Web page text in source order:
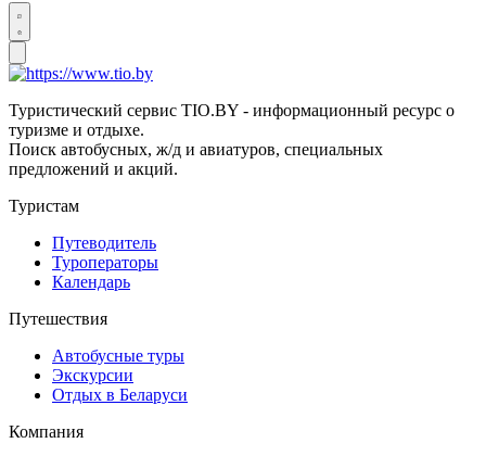
Туристический сервис TIO.BY - информационный ресурс о
туризме и отдыхе.
Поиск автобусных, ж/д и авиатуров, специальных
предложений и акций.
Туристам
Путеводитель
Туроператоры
Календарь
Путешествия
Автобусные туры
Экскурсии
Отдых в Беларуси
Компания